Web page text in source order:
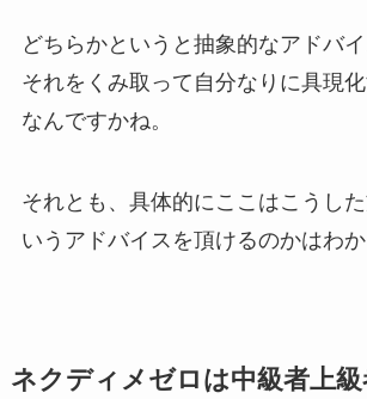
どちらかというと抽象的なアドバイ
それをくみ取って自分なりに具現
なんですかね。
それとも、具体的にここはこうし
いうアドバイスを頂けるのかはわか
ネクディメゼロは中級者上